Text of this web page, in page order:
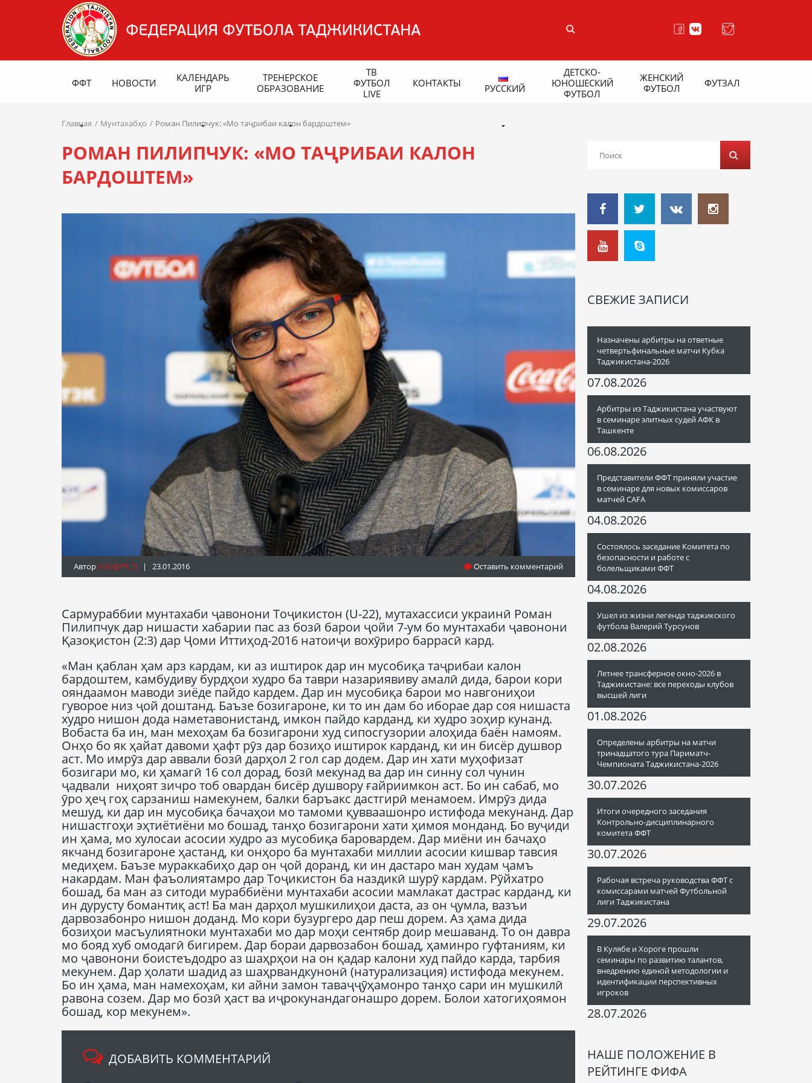
ФФТ НОВОСТИ
КАЛЕНДАРЬ
ИГР
ТРЕНЕРСКОЕ
ОБРАЗОВАНИЕ
ТВ
ФУТБОЛ
LIVE
КОНТАКТЫ РУССКИЙ
ДЕТСКО-
ЮНОШЕСКИЙ
ФУТБОЛ
ЖЕНСКИЙ
ФУТБОЛ
ФУТЗАЛ
Главная Мунтахабҳо Роман Пилипчук: «Мо таҷрибаи калон бардоштем»
РОМАН ПИЛИПЧУК: «МО ТАҶРИБАИ КАЛОН
БАРДОШТЕМ»
Автор Info@fft.tj | 23.01.2016 Оставить комментарий
Сармураббии мунтахаби ҷавонони Тоҷикистон (U-22), мутахассиси украинӣ Роман
Пилипчук дар нишасти хабарии пас аз бозӣ барои ҷойи 7-ум бо мунтахаби ҷавонони
Қазоқистон (2:3) дар Ҷоми Иттиҳод-2016 натоиҷи вохӯриро баррасӣ кард.
«Ман қаблан ҳам арз кардам, ки аз иштирок дар ин мусобиқа таҷрибаи калон
бардоштем, камбудиву бурдҳои худро ба таври назариявиву амалӣ дида, барои кори
ояндаамон маводи зиёде пайдо кардем. Дар ин мусобиқа барои мо навгониҳои
гуворое низ ҷой доштанд. Баъзе бозигароне, ки то ин дам бо иборае дар соя нишаста
худро нишон дода наметавонистанд, имкон пайдо карданд, ки худро зоҳир кунанд.
Вобаста ба ин, ман мехоҳам ба бозигарони худ сипосгузории алоҳида баён намоям.
Онҳо бо як ҳайат давоми ҳафт рӯз дар бозиҳо иштирок карданд, ки ин бисёр душвор
аст. Мо имрӯз дар аввали бозӣ дарҳол 2 гол сар додем. Дар ин хати муҳофизат
бозигари мо, ки ҳамагӣ 16 сол дорад, бозӣ мекунад ва дар ин синну сол чунин
ҷадвали ниҳоят зичро тоб овардан бисёр душвору ғайриимкон аст. Бо ин сабаб, мо
ӯро ҳеҷ гоҳ сарзаниш намекунем, балки баръакс дастгирӣ менамоем. Имрӯз дида
мешуд, ки дар ин мусобиқа бачаҳои мо тамоми қувваашонро истифода мекунанд. Дар
нишастгоҳи эҳтиётиёни мо бошад, танҳо бозигарони хати ҳимоя монданд. Бо вуҷиди
ин ҳама, мо хулосаи асосии худро аз мусобиқа баровардем. Дар миёни ин бачаҳо
якчанд бозигароне ҳастанд, ки онҳоро ба мунтахаби миллии асосии кишвар тавсия
медиҳем. Баъзе мураккабиҳо дар он ҷой доранд, ки ин дастаро ман худам ҷамъ
накардам. Ман фаъолиятамро дар Тоҷикистон ба наздикӣ шурӯ кардам. Рӯйхатро
бошад, ба ман аз ситоди мураббиёни мунтахаби асосии мамлакат дастрас карданд, ки
ин дурусту бомантиқ аст! Ба ман дарҳол мушкилиҳои даста, аз он ҷумла, вазъи
дарвозабонро нишон доданд. Мо кори бузургеро дар пеш дорем. Аз ҳама дида
бозиҳои масъулиятноки мунтахаби мо дар моҳи сентябр доир мешаванд. То он давра
мо бояд хуб омодагӣ бигирем. Дар бораи дарвозабон бошад, ҳаминро гуфтаниям, ки
мо ҷавонони боистеъдодро аз шаҳрҳои на он қадар калони худ пайдо карда, тарбия
мекунем. Дар ҳолати шадид аз шаҳрвандкунонӣ (натурализация) истифода мекунем.
Бо ин ҳама, ман намехоҳам, ки айни замон таваҷҷӯҳамонро танҳо сари ин мушкилӣ
равона созем. Дар мо бозӣ ҳаст ва иҷрокунандагонашро дорем. Болои хатогиҳоямон
бошад, кор мекунем».
ДОБАВИТЬ КОММЕНТАРИЙ
СВЕЖИЕ ЗАПИСИ
Назначены арбитры на ответные
четвертьфинальные матчи Кубка
Таджикистана-2026
07.08.2026
Арбитры из Таджикистана участвуют
в семинаре элитных судей АФК в
Ташкенте
06.08.2026
Представители ФФТ приняли участие
в семинаре для новых комиссаров
матчей CAFA
04.08.2026
Состоялось заседание Комитета по
безопасности и работе с
болельщиками ФФТ
04.08.2026
Ушел из жизни легенда таджикского
футбола Валерий Турсунов
02.08.2026
Летнее трансферное окно-2026 в
Таджикистане: все переходы клубов
высшей лиги
01.08.2026
Определены арбитры на матчи
тринадцатого тура Париматч-
Чемпионата Таджикистана-2026
30.07.2026
Итоги очередного заседания
Контрольно-дисциплинарного
комитета ФФТ
30.07.2026
Рабочая встреча руководства ФФТ с
комиссарами матчей Футбольной
лиги Таджикистана
29.07.2026
В Кулябе и Хороге прошли
семинары по развитию талантов,
внедрению единой методологии и
идентификации перспективных
игроков
28.07.2026
НАШЕ ПОЛОЖЕНИЕ В
РЕЙТИНГЕ ФИФА